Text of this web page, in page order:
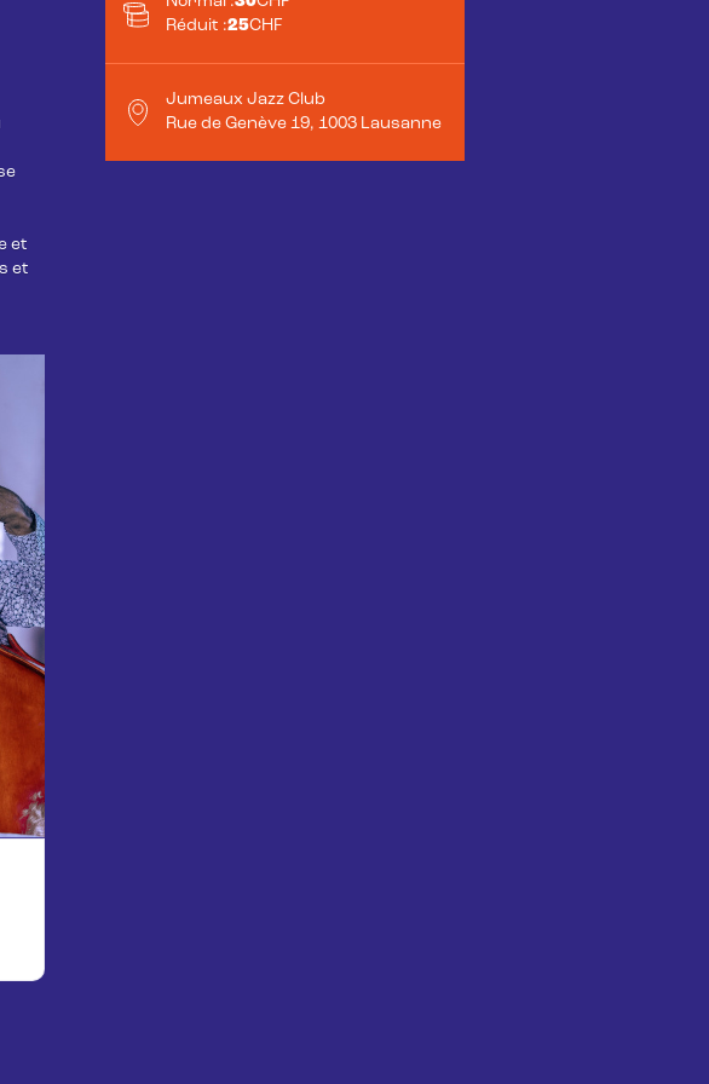
et
et
3495
Réduit :25CHF
Jumeaux Jazz Club
Rue de Genève 19, 1003 Lausanne